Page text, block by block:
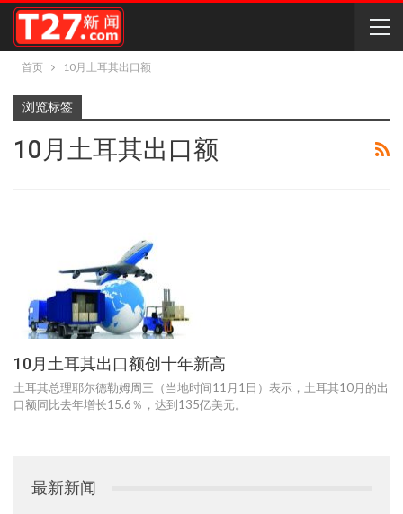
首页 10月土耳其出口额
浏览标签
10月土耳其出口额
10月土耳其出口额创十年新高
土耳其总理耶尔德勒姆周三（当地时间11月1日）表示，土耳其10月的出
口额同比去年增长15.6％，达到135亿美元。
最新新闻